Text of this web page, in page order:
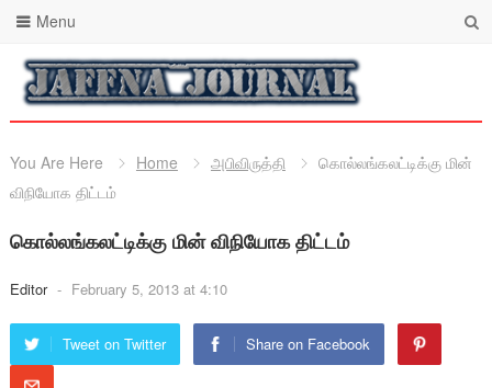
Menu
You Are Here Home அபிவிருத்தி
கொல்லங்கலட்டிக்கு மின்
விநியோக திட்டம்
கொல்லங்கலட்டிக்கு மின் விநியோக திட்டம்
Editor - February 5, 2013 at 4:10
Tweet on Twitter Share on Facebook